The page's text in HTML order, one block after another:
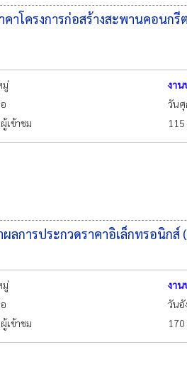
าโครงการก่อสร้างสะพานคอนก
มู่ งา
วันศุ
เข้าชม
115
ลการประกวดราคาอิเล็กทรอนิก
มู่ งา
วันอั
เข้าชม
170